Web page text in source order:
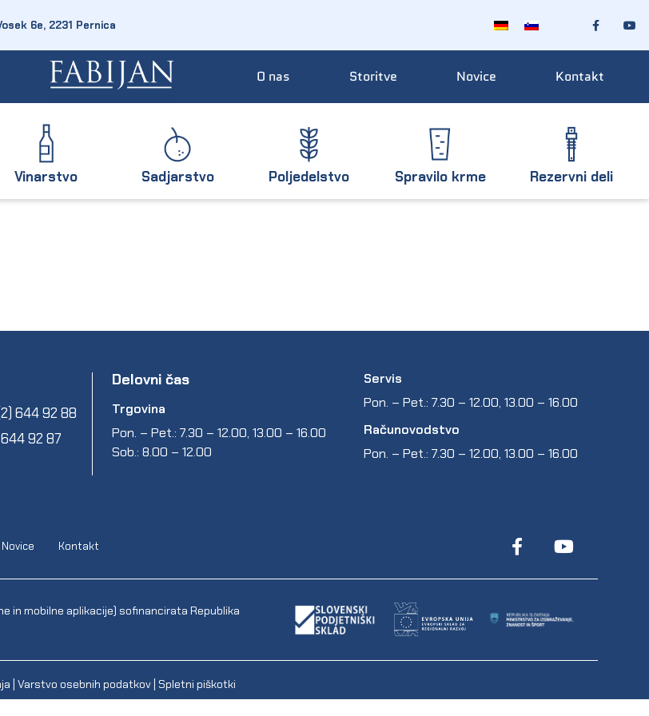
6e, 2231 Pernica
O nas Storitve Novice Kontakt
Vinarstvo Sadjarstvo Poljedelstvo Spravilo krme Rezervni deli
644 92 88
92 87
Delovni čas
Trgovina
Pon. – Pet.: 7.30 – 12.00, 13.00 – 16.00
Sob.: 8.00 – 12.00
Servis
Pon. – Pet.: 7.30 – 12.00, 13.00 – 16.00
Računovodstvo
Pon. – Pet.: 7.30 – 12.00, 13.00 – 16.00
Novice Kontakt
in mobilne aplikacije) sofinancirata Republika
Varstvo osebnih podatkov Spletni piškotki